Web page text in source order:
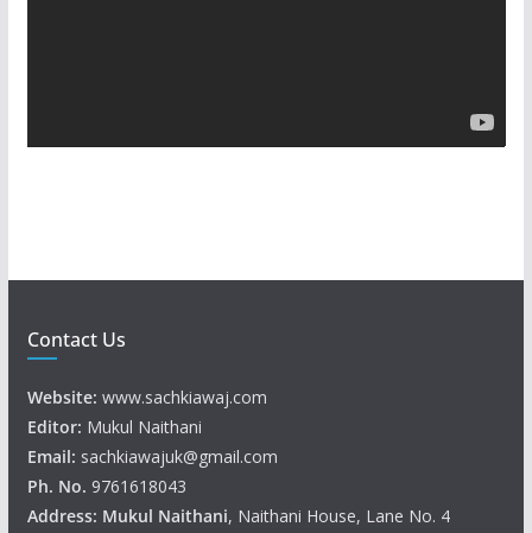
Contact Us
Website: www.sachkiawaj.com
Editor: Mukul Naithani
Email: sachkiawajuk@gmail.com
Ph. No. 9761618043
Address: Mukul Naithani, Naithani House, Lane No. 4